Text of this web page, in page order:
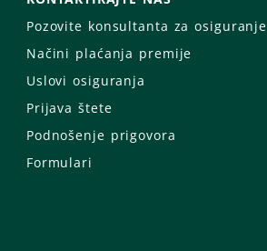
Pozovite konsultanta za osiguranje
Načini plaćanja premije
Uslovi osiguranja
Prijava štete
Podnošenje prigovora
Formulari